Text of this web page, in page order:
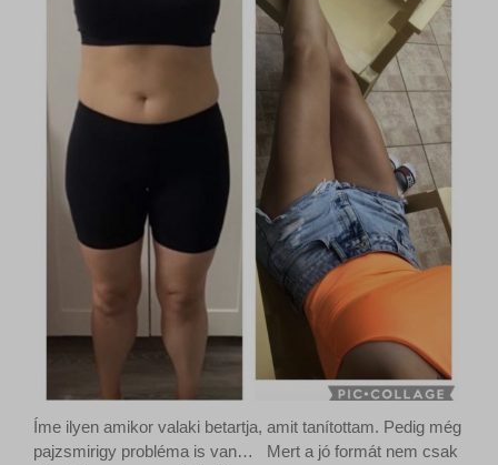
Íme ilyen amikor valaki betartja, amit tanítottam. Pedig még
pajzsmirigy probléma is van… Mert a jó formát nem csak